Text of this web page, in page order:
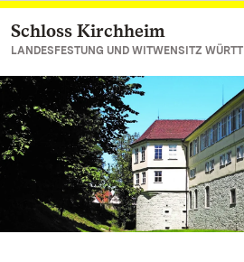
Zum Hauptinhalt springen
Schloss Kirchheim
LANDESFESTUNG UND WITWENSITZ